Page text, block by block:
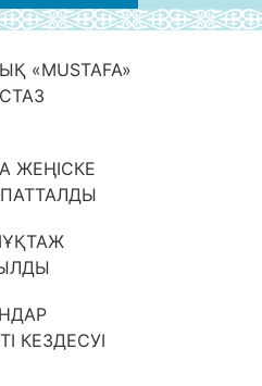
«MUSTAFA»
ЖЕҢІСКЕ
КЕЗДЕСУІ